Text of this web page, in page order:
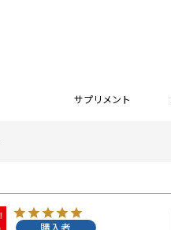
サプリメント